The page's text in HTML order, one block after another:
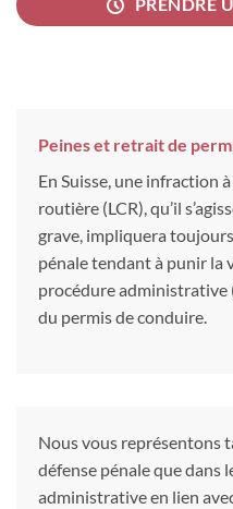
PRENDRE
Peines et retrait de
En Suisse, une infraction
routière (LCR), qu’il
grave, impliquera
pénale tendant à punir la
procédure
du permis de conduire.
Nous vous représentons
défense pénale que dans
administrative en lien